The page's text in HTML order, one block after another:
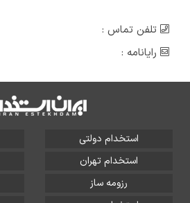
تلفن تماس :
رایانامه :
استخدام دولتی
استخدام تهران
رزومه ساز